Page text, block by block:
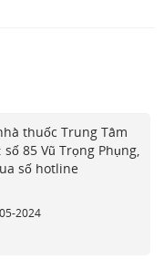
thuốc Trung Tâm
85 Vũ Trọng Phụng,
số hotline
2024